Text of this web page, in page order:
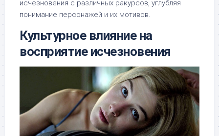
исчезновения с различных ракурсов, углубляя
понимание персонажей и их мотивов.
Культурное влияние на
восприятие исчезновения